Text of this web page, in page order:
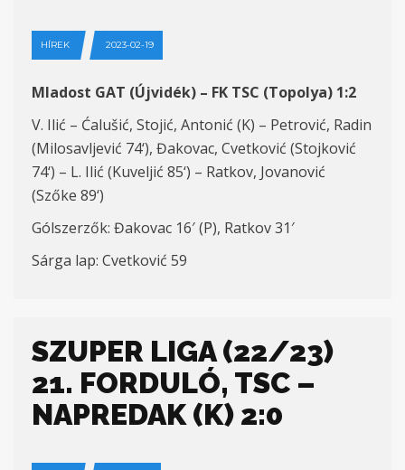
HÍREK 2023-02-19
Mladost GAT (Újvidék) – FK TSC (Topolya) 1:2
V. Ilić – Ćalušić, Stojić, Antonić (K) – Petrović, Radin
(Milosavljević 74‘), Đakovac, Cvetković (Stojković
74‘) – L. Ilić (Kuveljić 85‘) – Ratkov, Jovanović
(Szőke 89‘)
Gólszerzők: Đakovac 16′ (P), Ratkov31′
Sárga lap: Cvetković 59
SZUPER LIGA (22/23)
21. FORDULÓ, TSC –
NAPREDAK (K) 2:0